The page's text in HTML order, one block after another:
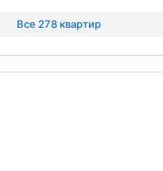
Все 278 квартир